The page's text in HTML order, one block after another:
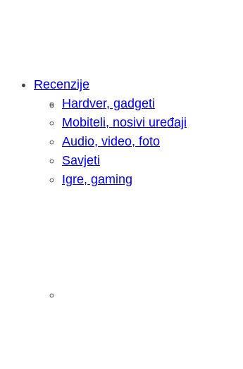
Intervju: Goran Jović,
Recenzije
Hardver, gadgeti
Mobiteli, nosivi uređaji
Audio, video, foto
Savjeti
Igre, gaming